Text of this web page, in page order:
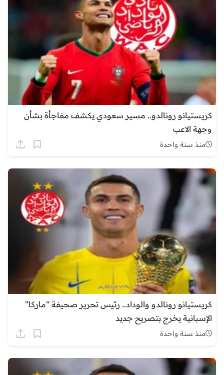
كريستيانو رونالدو.. مسير سعودي يكشف مفاجأة بشأن
وجهة الاعب
منذ سنة واحدة
كريستيانو رونالدو والوداد.. رئيس تحرير صحيفة “ماركا”
الإسبانية يخرج بتصريح جديد
منذ سنة واحدة